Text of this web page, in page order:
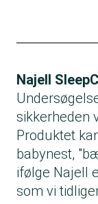
Najell
sikkerheden
Produktet
babynest,
ifølge Najell
som vi